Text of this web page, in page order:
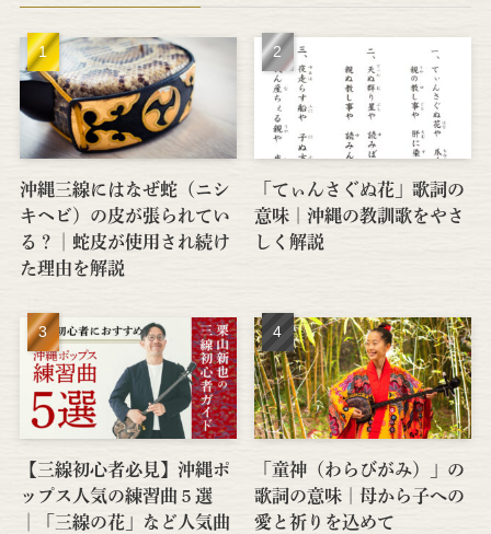
沖縄三線にはなぜ蛇（ニシ
キヘビ）の皮が張られてい
る？│蛇皮が使用され続け
た理由を解説
「てぃんさぐぬ花」歌詞の
意味｜沖縄の教訓歌をやさ
しく解説
【三線初心者必見】沖縄ポ
ップス人気の練習曲５選
│「三線の花」など人気曲
「童神（わらびがみ）」の
歌詞の意味｜母から子への
愛と祈りを込めて